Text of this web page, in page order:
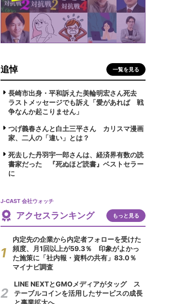
追悼 一覧を見る
長崎市出身・平和訴えた美輪明宏さん死去
ラストメッセージでも訴え「愛があれば 戦
争なんか起こりません」
つげ義春さんと白土三平さん カリスマ漫画
家、二人の「違い」とは？
死去した丹羽宇一郎さんは、経済界有数の読
書家だった 『死ぬほど読書』ベストセラー
に
J-CAST 会社ウォッチ
アクセスランキング もっと見る
内定先の企業から内定者フォローを受けた
頻度、月1回以上が59.3％ 印象がよかっ
た施策に「社内報・資料の共有」83.0％
マイナビ調査
LINE NEXTとGMOメディアがタッグ ス
テーブルコインを活用したサービスの成長
と事業拡大へ